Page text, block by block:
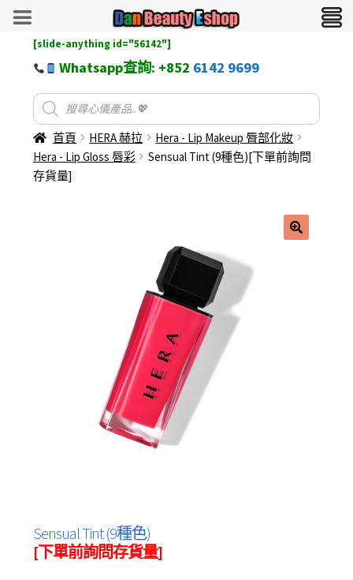
[slide-anything id="56142"]
Whatsapp查詢: +852 6142 9699
首頁 HERA 赫拉
Hera - Lip Makeup 脣部化妝
Hera - Lip Gloss 唇彩
Sensual Tint (9種色)[下單前詢問
存貨量]
Sensual Tint (9種色)
[下單前詢問存貨量]